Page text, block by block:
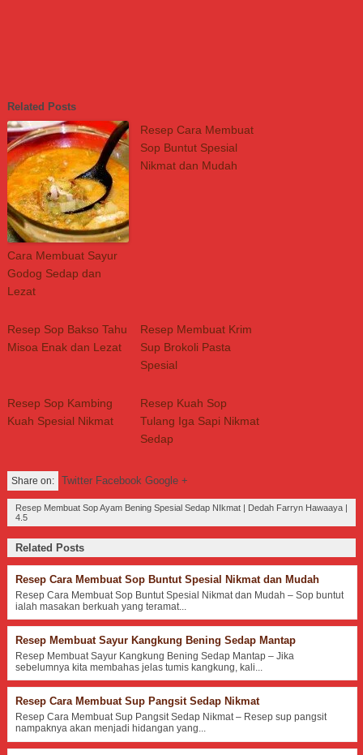
Related Posts
Cara Membuat Sayur
Godog Sedap dan
Lezat
Resep Cara Membuat
Sop Buntut Spesial
Nikmat dan Mudah
Resep Sop Bakso Tahu
Misoa Enak dan Lezat
Resep Membuat Krim
Sup Brokoli Pasta
Spesial
Resep Sop Kambing
Kuah Spesial Nikmat
Resep Kuah Sop
Tulang Iga Sapi Nikmat
Sedap
Share on: Twitter Facebook Google +
Resep Membuat Sop Ayam Bening Spesial Sedap NIkmat| Dedah Farryn Hawaaya|
4.5
Related Posts
Resep Cara Membuat Sop Buntut Spesial Nikmat dan Mudah
Resep Cara Membuat Sop Buntut Spesial Nikmat dan Mudah – Sop buntut
ialah masakan berkuah yang teramat...
Resep Membuat Sayur Kangkung Bening Sedap Mantap
Resep Membuat Sayur Kangkung Bening Sedap Mantap – Jika
sebelumnya kita membahas jelas tumis kangkung, kali...
Resep Cara Membuat Sup Pangsit Sedap Nikmat
Resep Cara Membuat Sup Pangsit Sedap Nikmat – Resep sup pangsit
nampaknya akan menjadi hidangan yang...